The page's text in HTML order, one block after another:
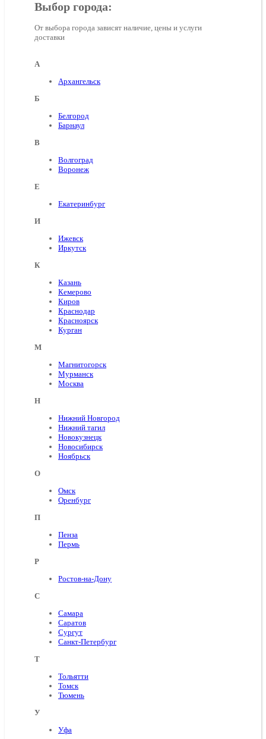
Выбор города:
От выбора города зависят наличие, цены и услуги
доставки
А
Архангельск
Б
Белгород
Барнаул
В
Волгоград
Воронеж
E
Екатеринбург
И
Ижевск
Иркутск
К
Казань
Кемерово
Киров
Краснодар
Красноярск
Курган
М
Магнитогорск
Мурманск
Москва
Н
Нижний Новгород
Нижний тагил
Новокузнецк
Новосибирск
Ноябрьск
О
Омск
Оренбург
П
Пенза
Пермь
Р
Ростов-на-Дону
С
Самара
Саратов
Сургут
Санкт-Петербург
Т
Тольятти
Томск
Тюмень
У
Уфа